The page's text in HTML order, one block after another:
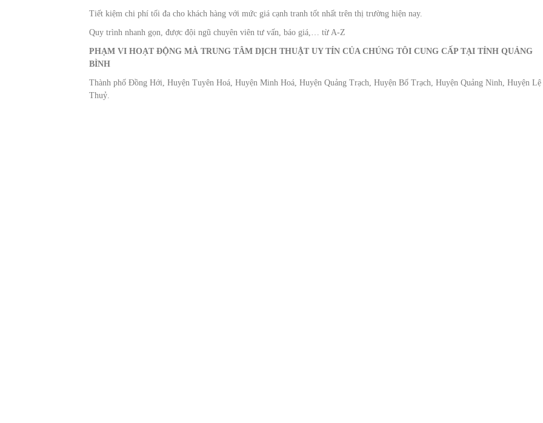
Tiết kiệm chi phí tối đa cho khách hàng với mức giá cạnh tranh tốt nhất trên thị trường hiện nay.
Quy trình nhanh gọn, được đội ngũ chuyên viên tư vấn, báo giá,… từ A-Z
PHẠM VI HOẠT ĐỘNG MÀ TRUNG TÂM DỊCH THUẬT UY TÍN CỦA CHÚNG TÔI CUNG CẤP TẠI TỈNH QUẢNG
BÌNH
Thành phố Đồng Hới, Huyện Tuyên Hoá, Huyện Minh Hoá, Huyện Quảng Trạch, Huyện Bố Trạch, Huyện Quảng Ninh, Huyện Lệ
Thuỷ.